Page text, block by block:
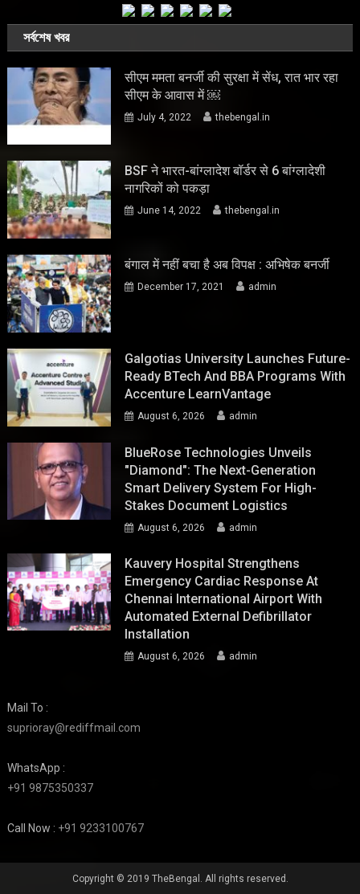
সর্বশেষ খবর
सीएम ममता बनर्जी की सुरक्षा में सेंध, रात भार रहा
सीएम के आवास में ￼
July 4, 2022 thebengal.in
BSF ने भारत-बांग्लादेश बॉर्डर से 6 बांग्लादेशी
नागरिकों को पकड़ा
June 14, 2022 thebengal.in
बंगाल में नहीं बचा है अब विपक्ष : अभिषेक बनर्जी
December 17, 2021 admin
Galgotias University Launches Future-
Ready BTech And BBA Programs With
Accenture LearnVantage
August 6, 2026 admin
BlueRose Technologies Unveils
"Diamond": The Next-Generation
Smart Delivery System For High-
Stakes Document Logistics
August 6, 2026 admin
Kauvery Hospital Strengthens
Emergency Cardiac Response At
Chennai International Airport With
Automated External Defibrillator
Installation
August 6, 2026 admin
Mail To :
suprioray@rediffmail.com
WhatsApp :
+91 9875350337
Call Now : +91 9233100767
Copyright © 2019 TheBengal. All rights reserved.